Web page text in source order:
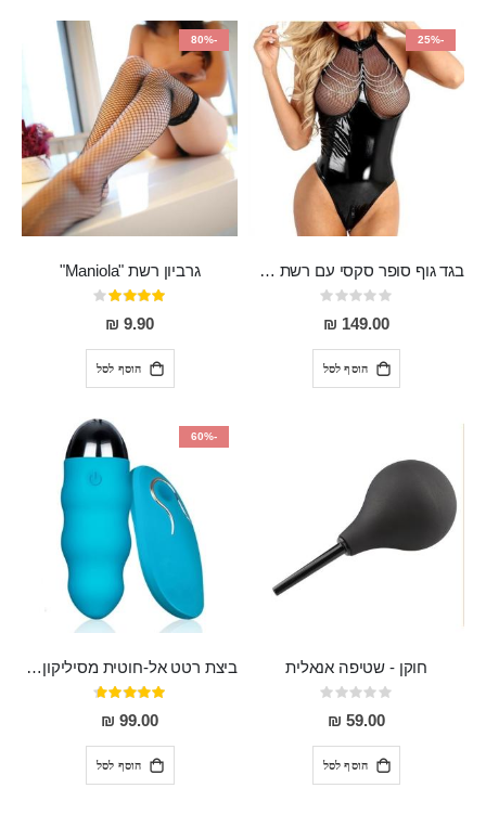
-25%
בגד גוף סופר סקסי עם רשת שקופה בחזה ושרשרות מלמעלה וריצרץ מלמטה Pan במפשעה
Rating:
0%
149.00 ₪
הוסף לסל
-80%
גרביון רשת "Maniola"
דירוג:
80%
9.90 ₪
הוסף לסל
חוקן - שטיפה אנאלית
Rating:
0%
59.00 ₪
הוסף לסל
-60%
ביצת רטט אל-חוטית מסיליקון רפואי בגודל של 8 ס"מ ורוחב 3 ס"מ בעלת 20 מהירויות שונות "ENKI"
דירוג:
93%
99.00 ₪
הוסף לסל